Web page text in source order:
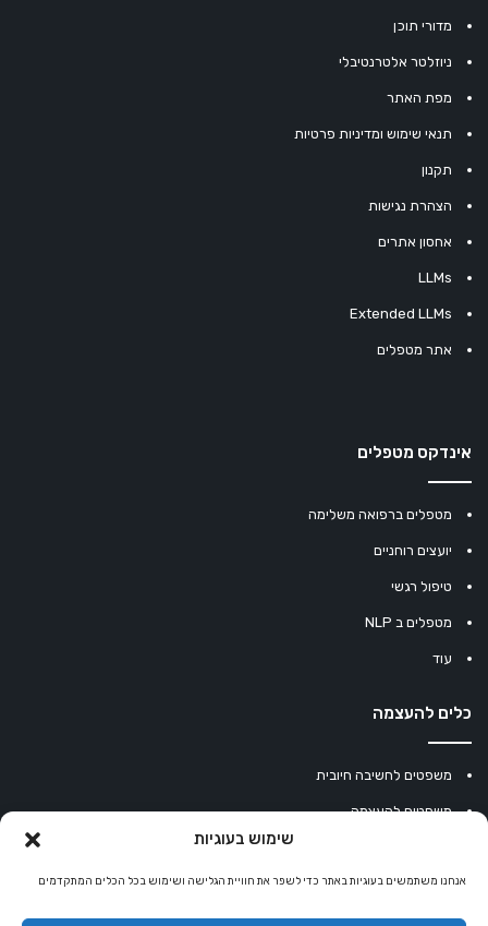
שימוש בעוגיות
אנחנו משתמשים בעוגיות באתר כדי לשפר את חוויית הגלישה ושימוש בכל הכלים המתקדמים
מדורי תוכן
ניוזלטר אלטרנטיבלי
מפת האתר
תנאי שימוש ומדיניות פרטיות
תקנון
הצהרת נגישות
אחסון אתרים
LLMs
Extended LLMs
אתר מטפלים
אינדקס מטפלים
מטפלים ברפואה משלימה
יועצים רוחניים
טיפול רגשי
מטפלים ב NLP
עוד
כלים להעצמה
משפטים לחשיבה חיובית
משפטים להעצמה
מחשבון נומרולוגיה
קריסטלים למזלות